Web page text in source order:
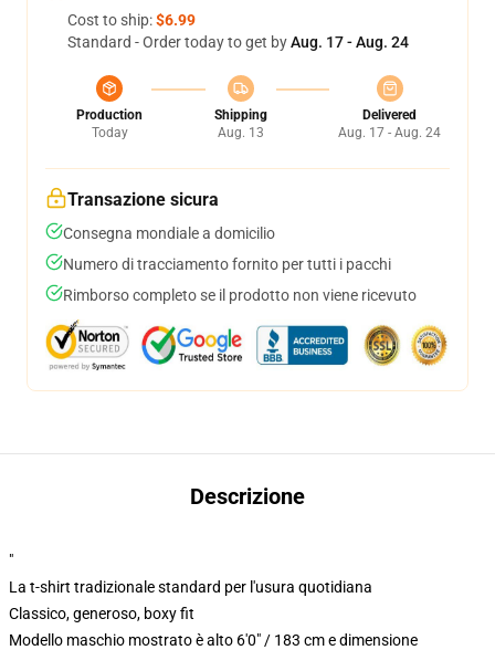
Cost to ship:$6.99
Standard - Order today to get byAug. 17 - Aug. 24
Production
Today
Shipping
Aug. 13
Delivered
Aug. 17 - Aug. 24
Transazione sicura
Consegna mondiale a domicilio
Numero di tracciamento fornito per tutti i pacchi
Rimborso completo se il prodotto non viene ricevuto
Descrizione
"
La t-shirt tradizionale standard per l'usura quotidiana
Classico, generoso, boxy fit
Modello maschio mostrato è alto 6'0" / 183 cm e dimensione